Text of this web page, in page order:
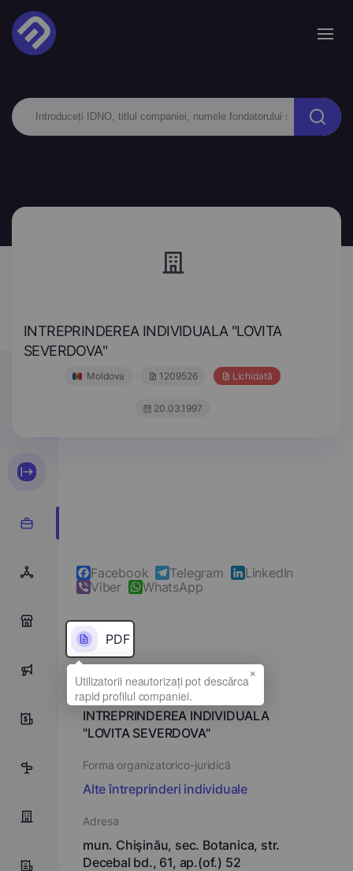
INTREPRINDEREA INDIVIDUALA "LOVITA
SEVERDOVA"
Moldova 1209526 Lichidată
20.03.1997
0
1
Facebook Telegram
LinkedIn
Viber
WhatsApp
PDF
Denumirea completă
INTREPRINDEREA INDIVIDUALA
"LOVITA SEVERDOVA"
Forma organizatorico-juridică
Alte întreprinderi individuale
Adresa
mun. Chişinău, sec. Botanica, str.
Decebal bd., 61, ap.(of.) 52
×